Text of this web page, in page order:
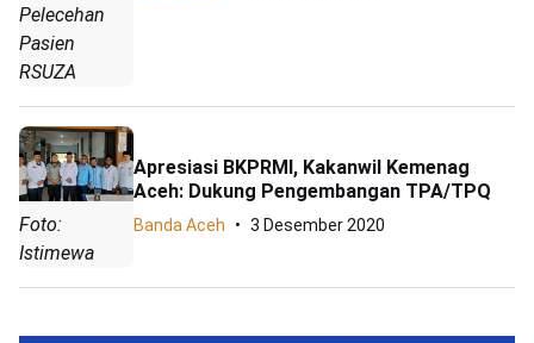
Pelecehan
Pasien
RSUZA
Foto:
Istimewa
Apresiasi BKPRMI, Kakanwil Kemenag
Aceh: Dukung Pengembangan TPA/TPQ
Banda Aceh 3 Desember 2020